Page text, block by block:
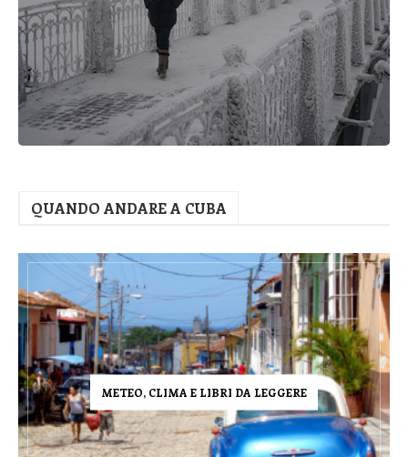
QUANDO ANDARE A CUBA
METEO, CLIMA E LIBRI DA LEGGERE